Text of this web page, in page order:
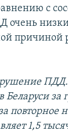
с
очень
причиной
ПДД.
за
повторное
1,5